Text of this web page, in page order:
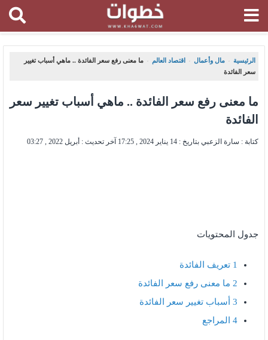
الرئيسية ، مال وأعمال ، اقتصاد العالم ،
ما معنى رفع سعر الفائدة .. ماهي أسباب تغيير
سعر الفائدة
ما معنى رفع سعر الفائدة .. ماهي أسباب تغيير سعر
الفائدة
كتابة : سارة الزعبي بتاريخ : 14 يناير 2024 , 17:25 آخر تحديث : أبريل 2022 , 03:27
جدول المحتويات
1 تعريف الفائدة
2 ما معنى رفع سعر الفائدة
3 أسباب تغيير سعر الفائدة
4 المراجع